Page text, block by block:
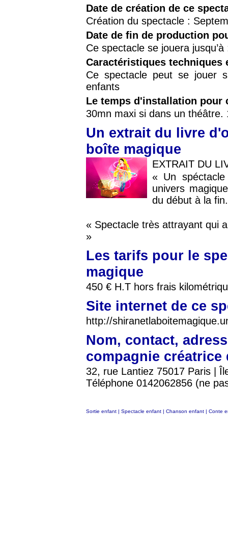
Date de création de ce
Création du spectacle :
Date de fin de production
Ce spectacle se jouera
Caractéristiques techniques
Ce spectacle peut se jouer
enfants
Le temps d'installation pour
30mn maxi si dans un
Un extrait du livre
boîte magique
EXTRAIT DU
« Un
univers
du début à la
« Spectacle très attrayant qui
»
Les tarifs pour le
magique
450 € H.T hors frais
Site internet de ce
http://
Nom, contact,
compagnie créatrice
32, rue Lantiez 75017 Paris |
Téléphone 0142062856 (ne
Sortie enfant | Spectacle enfant | Chanson enfant | Conte